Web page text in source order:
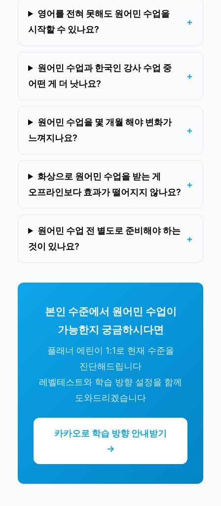
영어를 전혀 못해도 원어민 수업을
시작할 수 있나요?
원어민 수업과 한국인 강사 수업 중
어떤 게 더 낫나요?
원어민 수업을 몇 개월 해야 변화가
느껴지나요?
화상으로 원어민 수업을 받는 게
오프라인보다 효과가 떨어지지 않나요?
원어민 수업 전 별도로 준비해야 하는
것이 있나요?
본인 수준에서 원어민 수업이
가능한지 궁금하시다면
플래너 에린이 1:1로 현재 수준을
진단해드립니다
레벨테스트와 학습 방향 설정을 함께
도와드리겠습니다
카카오로 학습 방향 안내받기
→